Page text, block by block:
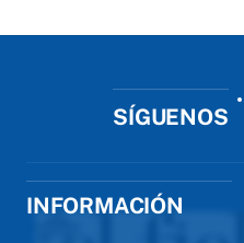
SÍGUENOS
INFORMACIÓN